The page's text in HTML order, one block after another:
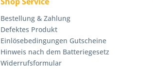
Bestellung & Zahlung
Defektes Produkt
Einlösebedingungen Gutscheine
Hinweis nach dem Batteriegesetz
Widerrufsformular